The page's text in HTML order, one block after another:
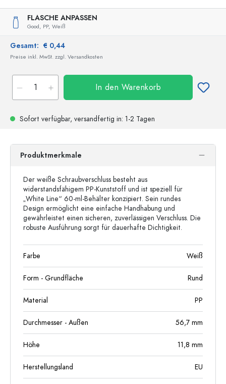
FLASCHE ANPASSEN
Good, PP, Weiß
Gesamt: € 0,44
Preise inkl. MwSt. zzgl. Versandkosten
In den Warenkorb
Sofort verfügbar, versandfertig in: 1-2 Tagen
Produktmerkmale
Der weiße Schraubverschluss besteht aus
widerstandsfähigem PP-Kunststoff und ist speziell für
„White Line“ 60-ml-Behälter konzipiert. Sein rundes
Design ermöglicht eine einfache Handhabung und
gewährleistet einen sicheren, zuverlässigen Verschluss. Die
robuste Ausführung sorgt für dauerhafte Dichtigkeit.
Farbe Weiß
Form - Grundfläche Rund
Material PP
Durchmesser - Außen 56,7 mm
Höhe 11,8 mm
Herstellungsland EU